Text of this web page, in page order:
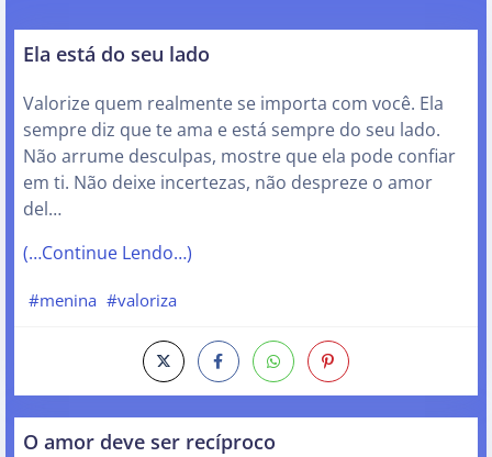
Ela está do seu lado
Valorize quem realmente se importa com você. Ela
sempre diz que te ama e está sempre do seu lado.
Não arrume desculpas, mostre que ela pode confiar
em ti. Não deixe incertezas, não despreze o amor
del…
(…Continue Lendo…)
#menina #valoriza
O amor deve ser recíproco